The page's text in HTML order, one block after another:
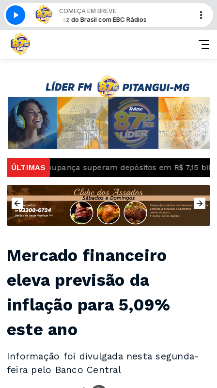
COMEÇA EM BREVE
A Voz do Brasil com EBC Rádios
ÚLTIMAS
poupança superam depósitos em R$ 7,15 bilhões em
Mercado financeiro
eleva previsão da
inflação para 5,09%
este ano
Informação foi divulgada nesta segunda-
feira pelo Banco Central